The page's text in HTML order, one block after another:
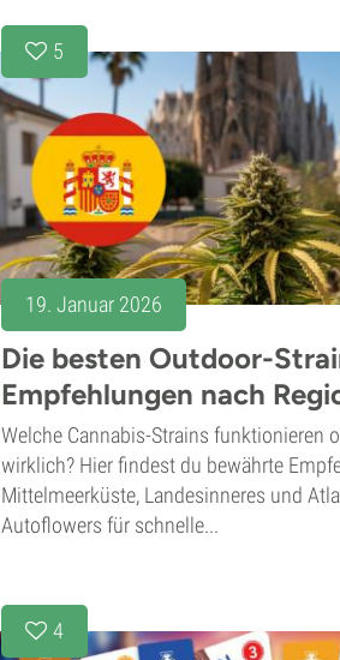
5
19. Januar 2026
Die besten Outdoor-
Empfehlungen nach
Welche Cannabis-Strains funktionieren
wirklich? Hier findest du bewährte
Mittelmeerküste, Landesinneres und
Autoflowers für schnelle...
4